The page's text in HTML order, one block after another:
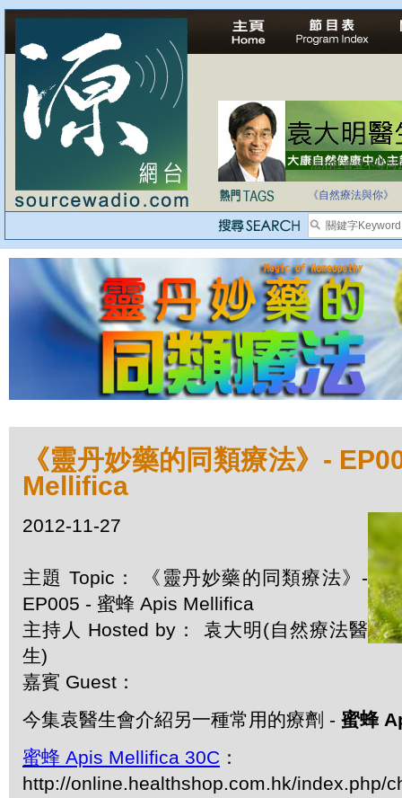
法治社會並不等同
自家教育合法化-
《自然療法與你》
《靈丹妙藥的同類療法》-
Mellifica
2012-11-27
主題 Topic： 《靈丹妙藥的同類療法》-
EP005 - 蜜蜂 Apis Mellifica
主持人 Hosted by： 袁大明(自然療法醫
生)
嘉賓 Guest：
今集袁醫生會介紹另一種常用的療劑 - 蜜蜂
蜜蜂 Apis Mellifica 30C ：
http://online.healthshop.com.hk/index.php/